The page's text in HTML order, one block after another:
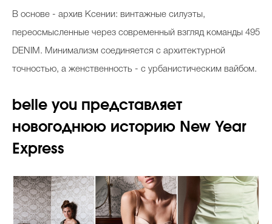
В основе - архив Ксении: винтажные силуэты,
переосмысленные через современный взгляд команды 495
DENIM. Минимализм соединяется с архитектурной
точностью, а женственность - с урбанистическим вайбом.
belle you представляет
новогоднюю историю New Year
Express